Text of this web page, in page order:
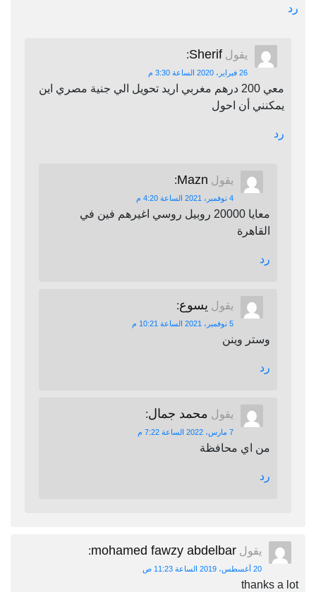
رد
يقول Sherif
:
26 فبراير، 2020 الساعة 3:30 م
معي 200 درهم مغربي اريد تحويل الي جنية مصري اين
يمكنني أن احول
رد
يقول Mazn
:
4 نوفمبر، 2021 الساعة 4:20 م
معايا 20000 روبيل روسي اغيرهم فين في
القاهرة
رد
يقول يسوع:
5 نوفمبر، 2021 الساعة 10:21 م
وستر وينن
رد
يقول محمد جمال:
7 مارس، 2022 الساعة 7:22 م
من اي محافظة
رد
يقول mohamed fawzy abdelbar
:
20 أغسطس، 2019 الساعة 11:23 ص
thanks a lot